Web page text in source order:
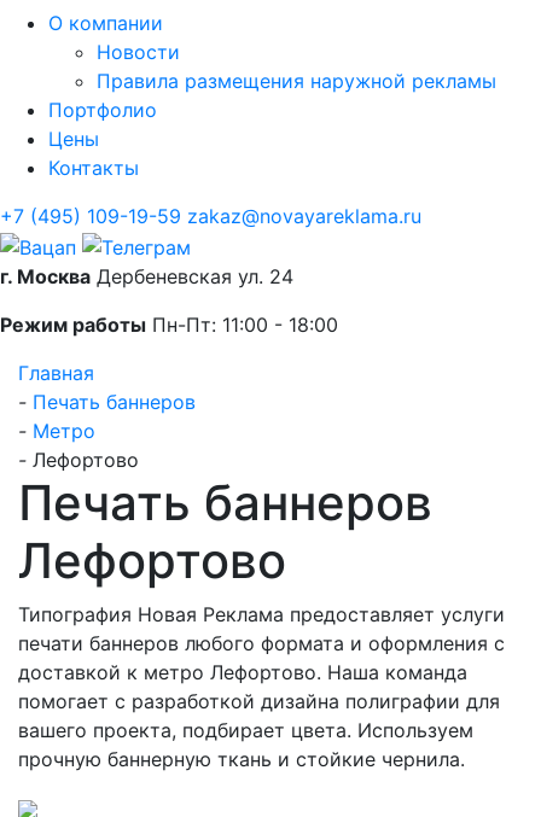
О компании
Новости
Правила размещения наружной рекламы
Портфолио
Цены
Контакты
+7 (495) 109-19-59 zakaz@novayareklama.ru
г. Москва Дербеневская ул. 24
Режим работы Пн-Пт: 11:00 - 18:00
Главная
- Печать баннеров
- Метро
- Лефортово
Печать баннеров
Лефортово
Типография Новая Реклама предоставляет услуги
печати баннеров любого формата и оформления с
доставкой к метро Лефортово. Наша команда
помогает с разработкой дизайна полиграфии для
вашего проекта, подбирает цвета. Используем
прочную баннерную ткань и стойкие чернила.